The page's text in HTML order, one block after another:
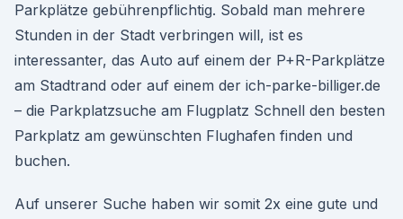
Parkplätze gebührenpflichtig. Sobald man mehrere
Stunden in der Stadt verbringen will, ist es
interessanter, das Auto auf einem der P+R-Parkplätze
am Stadtrand oder auf einem der ich-parke-billiger.de
– die Parkplatzsuche am Flugplatz Schnell den besten
Parkplatz am gewünschten Flughafen finden und
buchen.
Auf unserer Suche haben wir somit 2x eine gute und